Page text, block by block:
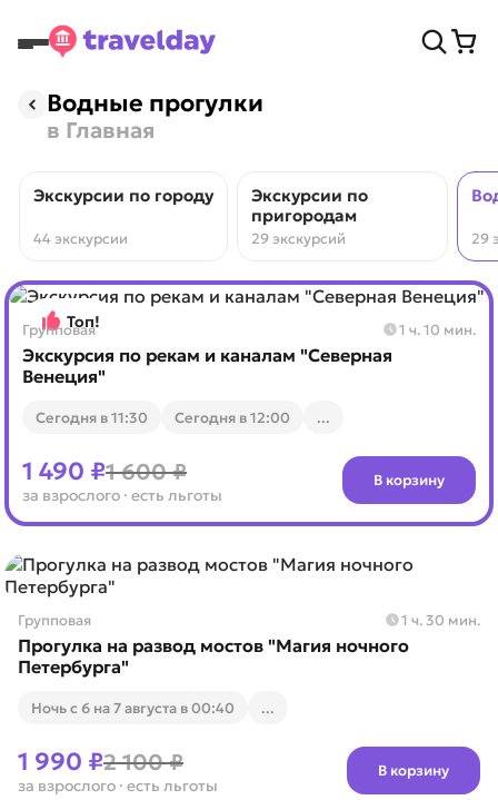
Водные прогулки
в Главная
Экскурсии по городу
44 экскурсии
Экскурсии по
пригородам
29 экскурсий 29
Топ!
Групповая 1 ч. 10 мин.
Экскурсия по рекам и каналам "Северная
Венеция"
Cегодня в 11:30 Cегодня в 12:00 ...
1 490 ₽1 600 ₽
за взрослого · есть льготы
В корзину
Групповая 1 ч. 30 мин.
Прогулка на развод мостов "Магия ночного
Петербурга"
Ночь с 6 на 7 августа в 00:40 ...
1 990 ₽2 100 ₽
за взрослого · есть льготы
В корзину